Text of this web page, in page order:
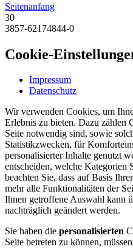
Seitenanfang
30
3857-62174844-0
Cookie-
Impressum
Datenschutz
Wir verwenden Cookies, um
Erlebnis zu bieten. Dazu zählen
Seite notwendig sind, sowie
Statistikzwecken, für
personalisierter Inhalte genutzt
entscheiden, welche Kategorien
beachten Sie, dass auf Basis
mehr alle Funktionalitäten der
Ihnen getroffene Auswahl kann
nachträglich geändert werden.
Sie haben die personalisierten
Seite betreten zu können,